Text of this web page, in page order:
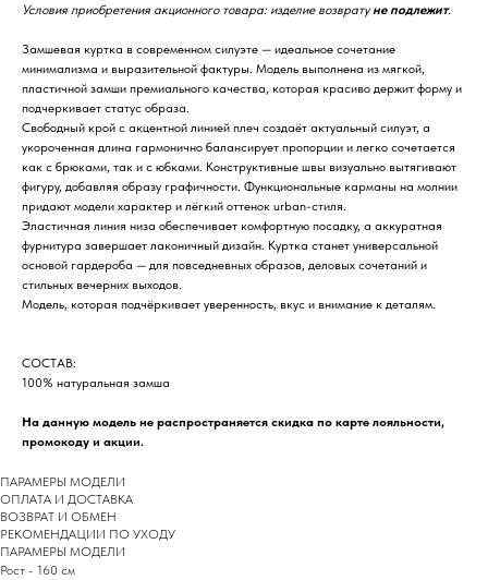
Условия приобретения акционного товара: изделие возвратуне подлежит.
Замшевая куртка в современном силуэте — идеальное сочетание
минимализма и выразительной фактуры. Модель выполнена из мягкой,
пластичной замши премиального качества, которая красиво держит форму и
подчеркивает статус образа.
Свободный крой с акцентной линией плеч создаёт актуальный силуэт, а
укороченная длина гармонично балансирует пропорции и легко сочетается
как с брюками, так и с юбками. Конструктивные швы визуально вытягивают
фигуру, добавляя образу графичности. Функциональные карманы на молнии
придают модели характер и лёгкий оттенок urban-стиля.
Эластичная линия низа обеспечивает комфортную посадку, а аккуратная
фурнитура завершает лаконичный дизайн. Куртка станет универсальной
основой гардероба — для повседневных образов, деловых сочетаний и
стильных вечерних выходов.
Модель, которая подчёркивает уверенность, вкус и внимание к деталям.
СОСТАВ:
100% натуральная замша
На данную модель не распространяется скидка по карте лояльности,
промокоду и акции.
ПАРАМЕРЫ МОДЕЛИ
ОПЛАТА И ДОСТАВКА
ВОЗВРАТ И ОБМЕН
РEКОМЕНДАЦИИ ПО УХОДУ
ПАРАМЕРЫ МОДЕЛИ
Рост - 160 см